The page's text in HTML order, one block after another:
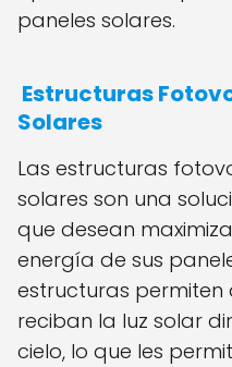
paneles solares.
Estructuras
Solares
Las estructuras
solares son una
que desean
energía de sus
estructuras permiten
reciban la luz solar
cielo, lo que les